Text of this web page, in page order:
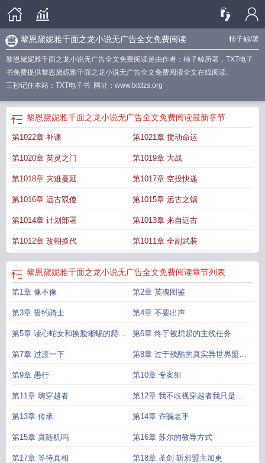
柿子鲸/著
黎恩黛妮雅千面之龙小说无广告全文免费阅读
黎恩黛妮雅千面之龙小说无广告全文免费阅读是由作者：柿子鲸所著，TXT电子
书免费提供黎恩黛妮雅千面之龙小说无广告全文免费阅读全文在线阅读。
三秒记住本站：TXT电子书 网址：www.txtdzs.org
黎恩黛妮雅千面之龙小说无广告全文免费阅读最新章节
第1022章 补课 第1021章 搅动命运
第1020章 英灵之门 第1019章 大战
第1018章 灾难蔓延 第1017章 空投快递
第1016章 远古双傻 第1015章 远古之锅
第1014章 计划部署 第1013章 来自远古
第1012章 改朝换代 第1011章 全副武装
黎恩黛妮雅千面之龙小说无广告全文免费阅读章节列表
第1章 像不像 第2章 英魂图鉴
第3章 誓约骑士 第4章 不要出声
第5章 读心蛇女和换脸蜥蜴的爬虫
类婚约
第6章 终于被想起的主线任务
第7章 过渡一下 第8章 过于残酷的真实异世界盟主
加更
第9章 愚行 第10章 专案组
第11章 嗨穿越者 第12章 我不歧视穿越者我只是讨
厌李恩肃
第13章 传承 第14章 诈骗老手
第15章 真随机吗 第16章 苏尔的教导方式
第17章 等待真相 第18章 圣剑 斩邪盟主加更